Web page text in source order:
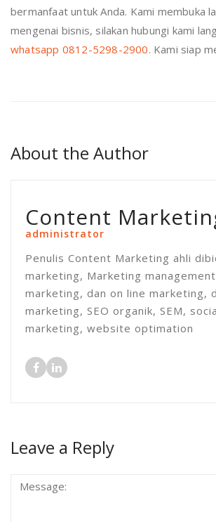
bermanfaat untuk Anda. Kami membuka
mengenai bisnis, silakan hubungi kami
whatsapp 0812-5298-2900. Kami siap
About the Author
Content
administrator
Penulis Content Marketing ahli
marketing, Marketing
marketing, dan on line marketing,
marketing, SEO organik, SEM,
marketing, website optimation
Leave a Reply